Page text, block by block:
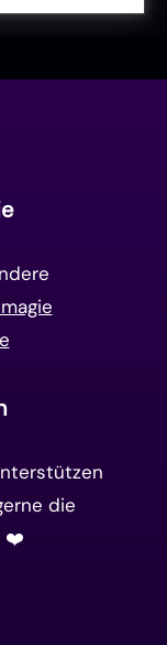
die
❤️️